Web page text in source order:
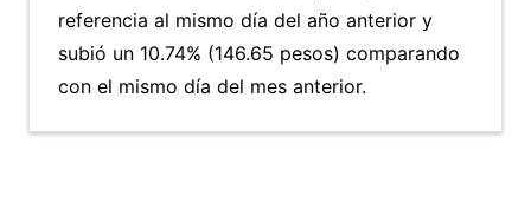
referencia al mismo día del año anterior y
subió un 10.74% (146.65 pesos) comparando
con el mismo día del mes anterior.